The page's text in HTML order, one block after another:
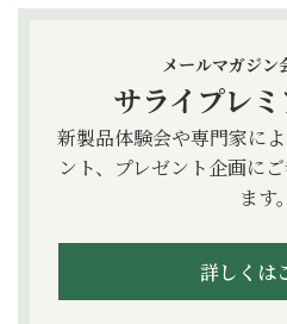
メールマガジン
サライプレ
新製品体験会や専門家に
ント、プレゼント企画に
ます。
詳しくは